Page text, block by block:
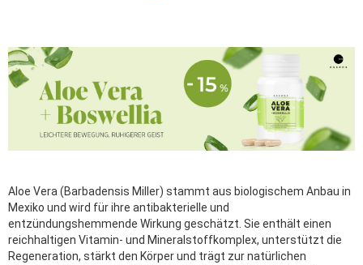
Aloe Vera (Barbadensis Miller) stammt aus biologischem Anbau in
Mexiko und wird für ihre antibakterielle und
entzündungshemmende Wirkung geschätzt. Sie enthält einen
reichhaltigen Vitamin- und Mineralstoffkomplex, unterstützt die
Regeneration, stärkt den Körper und trägt zur natürlichen